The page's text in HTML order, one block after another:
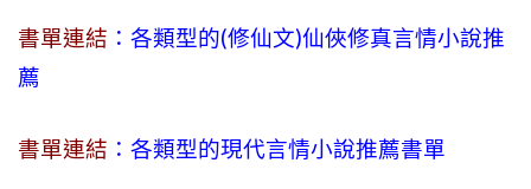
書單連結 ：各類型的(修仙文)仙俠修真言情小說推
薦
書單連結 ：各類型的現代言情小說推薦書單